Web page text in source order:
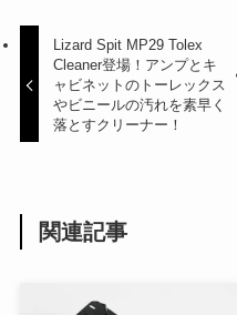
Lizard Spit MP29 Tolex
Cleaner登場！アンプとキ
ャビネットのトーレックス
やビニールの汚れを素早く
落とすクリーナー！
関連記事